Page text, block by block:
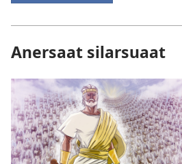
Anersaat silarsuaat